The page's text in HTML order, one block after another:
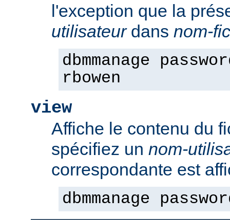
l'exception que la
utilisateurdans nom-
dbmmanage
rbowen
view
Affiche le contenu du
spécifiez un nom-
correspondante est
dbmmanage